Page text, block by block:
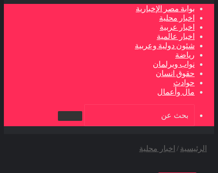
بوابة مصر الإخبارية
اخبار محلية
اخبار عربية
اخبار عالمية
شئون دولية وعربية
رياضة
نواب وبرلمان
حقوق انسان
حوادث
مال وأعمال
بحث
الرئيسية / اخبار محلية